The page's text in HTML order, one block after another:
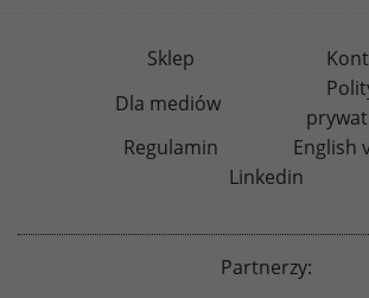
Sklep
Dla mediów
Regulamin
English
Linkedin
Partnerzy: